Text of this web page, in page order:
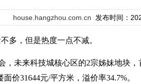
house.hangzhou.com.cn 发布时间：
多，但是热度一点不减。
，未来科技城核心区的2宗姊妹地块
价31644元/平方米，溢价率34.7%。